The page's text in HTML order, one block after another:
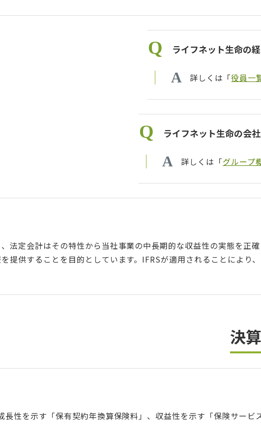
ライフネット生命の
詳しくは「役員一
ライフネット生命の会
詳しくは「グループ
定会計はその特性から当社事業の中長期的な収益性の実態を正
供することを目的としています。IFRSが適用されることに
決
性を示す「保有契約年換算保険料」、収益性を示す「保険サー